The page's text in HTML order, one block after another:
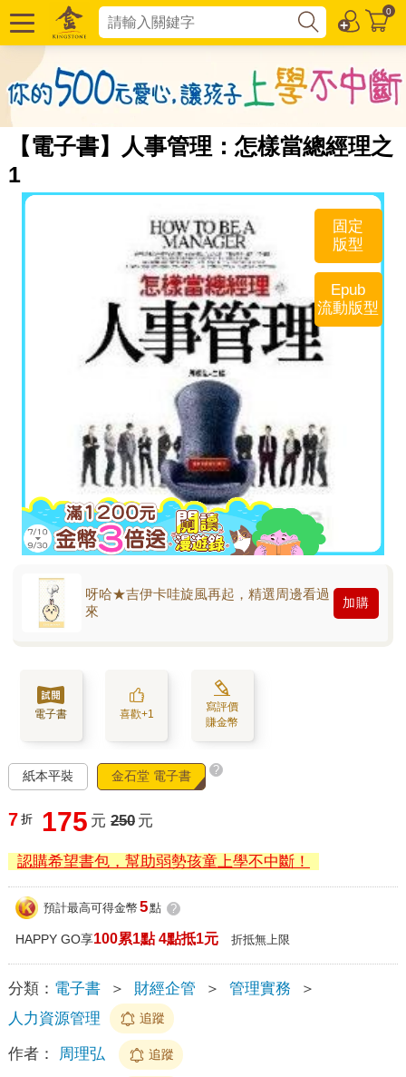
0
【電子書】人事管理：怎樣當總經理之
1
固定
版型
Epub
流動版型
呀哈★吉伊卡哇旋風再起，精選周邊看過
來
加購
電子書 喜歡+1
寫評價
賺金幣
紙本平裝 金石堂 電子書 ?
7 折 175 元 250 元
認購希望書包，幫助弱勢孩童上學不中斷！
預計最高可得金幣 5點 ?
HAPPY GO享100累1點 4點抵1元 折抵無上限
分類： 電子書 ＞ 財經企管 ＞ 管理實務
＞
人力資源管理
追蹤
作者： 周理弘 追蹤